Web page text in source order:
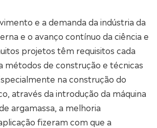
e a demanda da indústria da
e o avanço contínuo da ciência e
projetos têm requisitos cada
métodos de construção e técnicas
na construção do
através da introdução da máquina
argamassa, a melhoria
fizeram com que a